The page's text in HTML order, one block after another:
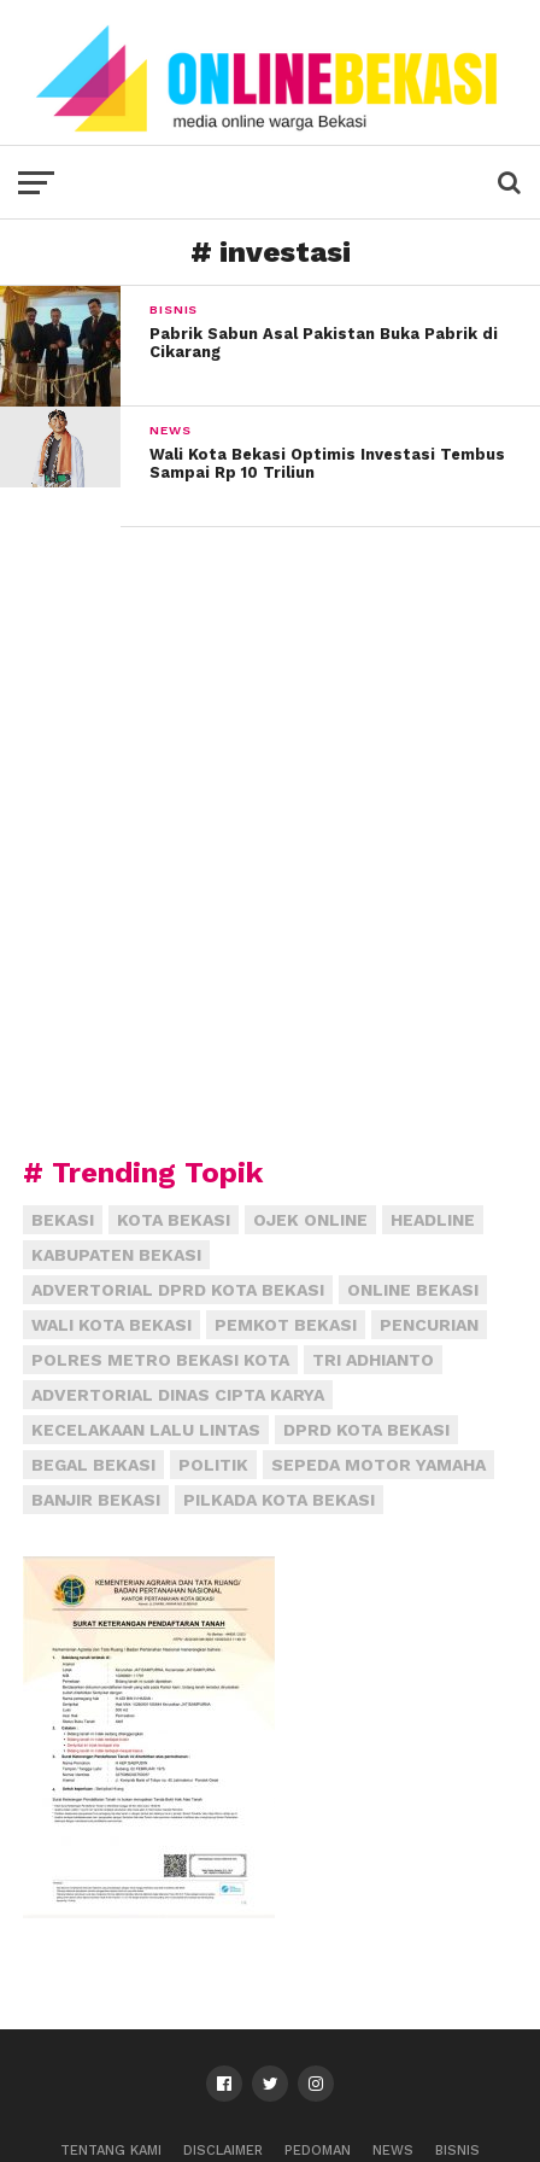
# investasi
BISNIS
Pabrik Sabun Asal Pakistan Buka Pabrik di
Cikarang
NEWS
Wali Kota Bekasi Optimis Investasi Tembus
Sampai Rp 10 Triliun
# Trending Topik
BEKASI KOTA BEKASI OJEK ONLINE
HEADLINE
KABUPATEN BEKASI
ADVERTORIAL DPRD KOTA BEKASI
ONLINE BEKASI
WALI KOTA BEKASI
PEMKOT BEKASI
PENCURIAN
POLRES METRO BEKASI KOTA
TRI ADHIANTO
ADVERTORIAL DINAS CIPTA KARYA
KECELAKAAN LALU LINTAS
DPRD KOTA BEKASI
BEGAL BEKASI
POLITIK
SEPEDA MOTOR YAMAHA
BANJIR BEKASI
PILKADA KOTA BEKASI
TENTANG KAMI DISCLAIMER PEDOMAN NEWS BISNIS